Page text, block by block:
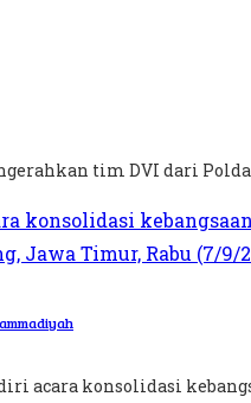
tim DVI dari Polda
acara konsolidasi